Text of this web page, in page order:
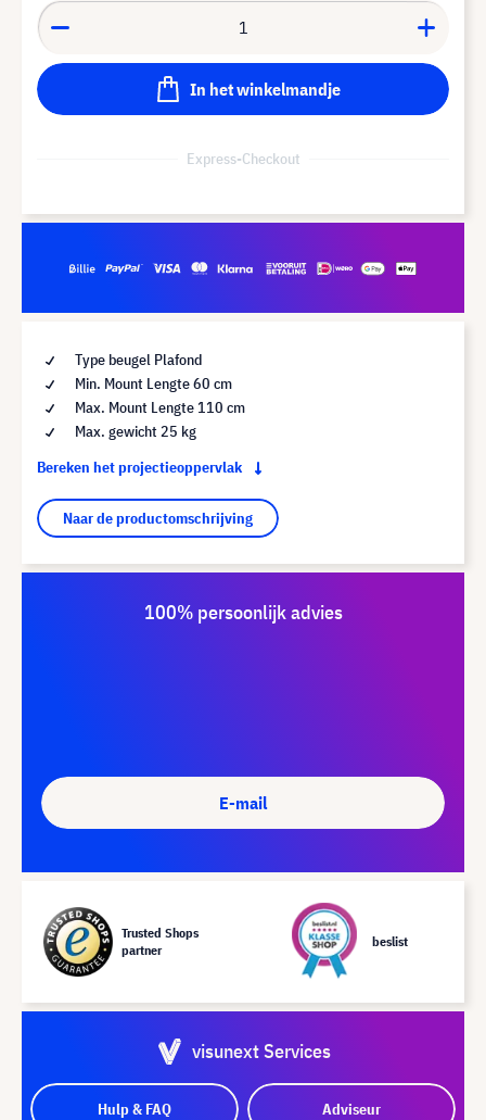
In het winkelmandje
Express-Checkout
Type beugel Plafond
Min. Mount Lengte 60 cm
Max. Mount Lengte 110 cm
Max. gewicht 25 kg
Bereken het projectieoppervlak
Naar de productomschrijving
100% persoonlijk advies
E-mail
Trusted Shops
partner
beslist
visunext Services
Hulp & FAQ Adviseur